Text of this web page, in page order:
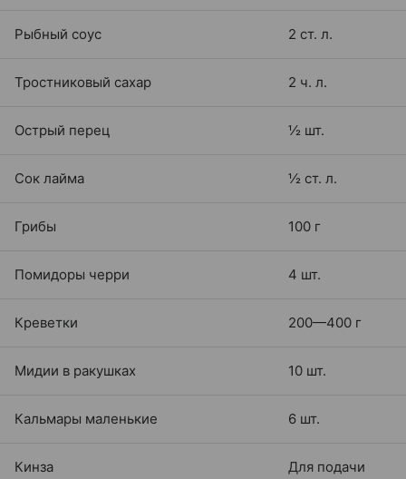
Рыбный соус 2 ст. л.
Тростниковый сахар 2 ч. л.
Острый перец ½ шт.
Сок лайма ½ ст. л.
Грибы 100 г
Помидоры черри 4 шт.
Креветки 200—400 г
Мидии в ракушках 10 шт.
Кальмары маленькие 6 шт.
Кинза Для подачи